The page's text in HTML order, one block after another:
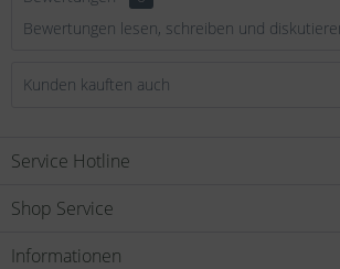
Bewertungen lesen, schreiben und
Kunden kauften auch
Service Hotline
Shop Service
Informationen